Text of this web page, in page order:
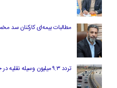
مطالبات بیمه‌ای کارکنان سد
تردد ۹.۳ میلیون وسیله نقلیه در جاده‌های لرستان در طرح اربعین